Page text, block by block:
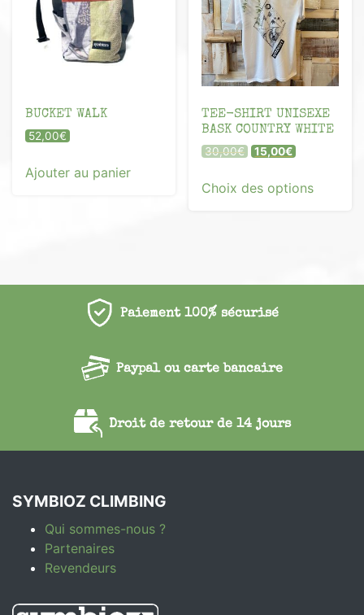
BUCKET WALK
52,00€
Ajouter au panier
TEE-SHIRT UNISEXE
BASK COUNTRY WHITE
30,00€ Le
initial
était :
15,00€ Le
actuel
Choix des optionsproduit
produit
Paiement 100% sécurisé
Paypal ou carte bancaire
Droit de retour de 14 jours
SYMBIOZ CLIMBING
Qui sommes-nous ?
Partenaires
Revendeurs